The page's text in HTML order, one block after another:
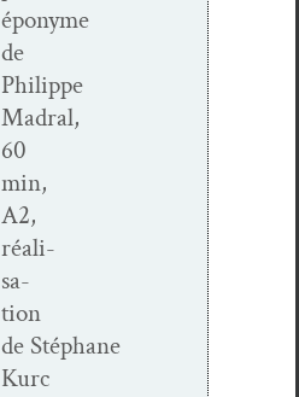
éponyme
de
Philippe
Madral,
60
min,
A2,
réal­i­
sa­
tion
de Stéphane
Kurc